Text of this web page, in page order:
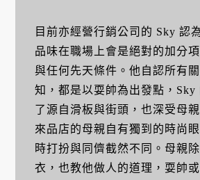
目前亦經營行銷公司的 Sky 認
品味在職場上會是絕對的加分
與任何先天條件。他自認所有
知，都是以耍帥為出發點，Sky
了源自滑板與街頭，也深受母
來品店的母親自有獨到的時尚
時打扮與同儕截然不同。母親
衣，也教他做人的道理，耍帥或